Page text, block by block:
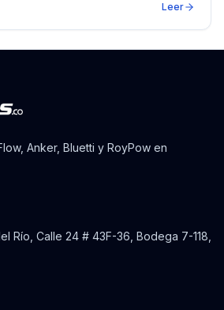
Leer
Anker, Bluetti y RoyPow en
Río, Calle 24 # 43F-36, Bodega 7-118,